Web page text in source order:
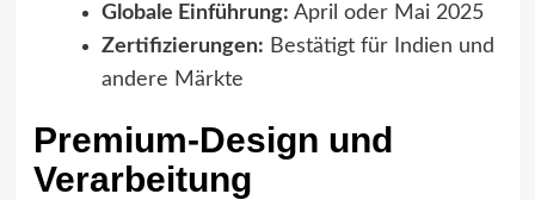
Globale Einführung: April oder Mai 2025
Zertifizierungen: Bestätigt für Indien und
andere Märkte
Premium-Design und
Verarbeitung